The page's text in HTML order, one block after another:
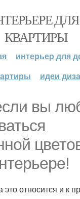
КВАРТИРЫ
интерьер для
идеи
вы
это относится и к